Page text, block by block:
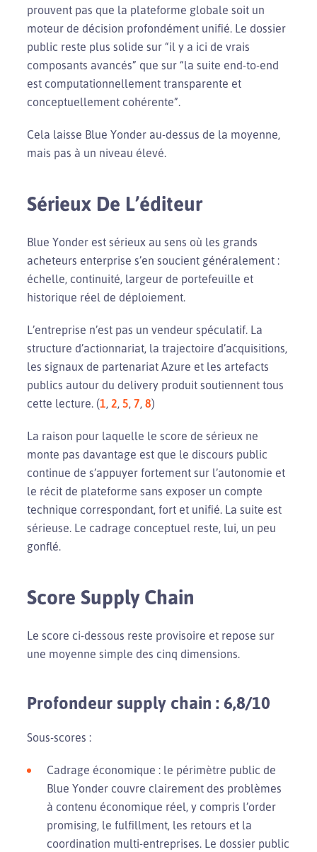
prouvent pas que la plateforme globale soit un
moteur de décision profondément unifié. Le dossier
public reste plus solide sur “il y a ici de vrais
composants avancés” que sur “la suite end-to-end
est computationnellement transparente et
conceptuellement cohérente”.
Cela laisse Blue Yonder au-dessus de la moyenne,
mais pas à un niveau élevé.
Sérieux De L’éditeur
Blue Yonder est sérieux au sens où les grands
acheteurs enterprise s’en soucient généralement :
échelle, continuité, largeur de portefeuille et
historique réel de déploiement.
L’entreprise n’est pas un vendeur spéculatif. La
structure d’actionnariat, la trajectoire d’acquisitions,
les signaux de partenariat Azure et les artefacts
publics autour du delivery produit soutiennent tous
cette lecture. (1, 2, 5, 7, 8)
La raison pour laquelle le score de sérieux ne
monte pas davantage est que le discours public
continue de s’appuyer fortement sur l’autonomie et
le récit de plateforme sans exposer un compte
technique correspondant, fort et unifié. La suite est
sérieuse. Le cadrage conceptuel reste, lui, un peu
gonflé.
Score Supply Chain
Le score ci-dessous reste provisoire et repose sur
une moyenne simple des cinq dimensions.
Profondeur supply chain : 6,8/10
Sous-scores :
Cadrage économique : le périmètre public de
Blue Yonder couvre clairement des problèmes
à contenu économique réel, y compris l’order
promising, le fulfillment, les retours et la
coordination multi-entreprises. Le dossier public